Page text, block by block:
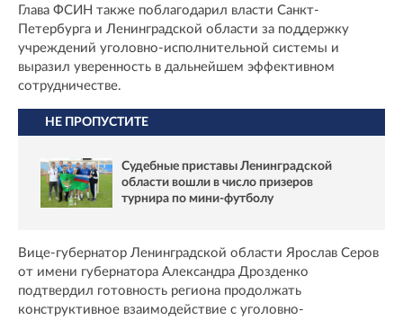
Глава ФСИН также поблагодарил власти Санкт-
Петербурга и Ленинградской области за поддержку
учреждений уголовно-исполнительной системы и
выразил уверенность в дальнейшем эффективном
сотрудничестве.
НЕ ПРОПУСТИТЕ
Судебные приставы Ленинградской
области вошли в число призеров
турнира по мини-футболу
Вице-губернатор Ленинградской области Ярослав Серов
от имени губернатора Александра Дрозденко
подтвердил готовность региона продолжать
конструктивное взаимодействие с уголовно-